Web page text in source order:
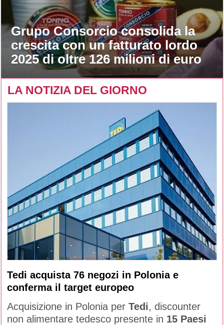
Grupo Consorcio consolida la
crescita con un fatturato lordo
2025 di oltre 126 milioni di euro
LA NOTIZIA DEL GIORNO
Tedi acquista 76 negozi in Polonia e
conferma il target europeo
Acquisizione in Polonia per Tedi, discounter
non alimentare tedesco presente in 15 Paesi